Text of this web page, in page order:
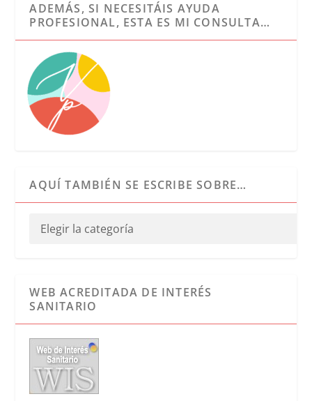
ADEMÁS, SI NECESITÁIS AYUDA
PROFESIONAL, ESTA ES MI CONSULTA…
AQUÍ TAMBIÉN SE ESCRIBE SOBRE…
WEB ACREDITADA DE INTERÉS
SANITARIO